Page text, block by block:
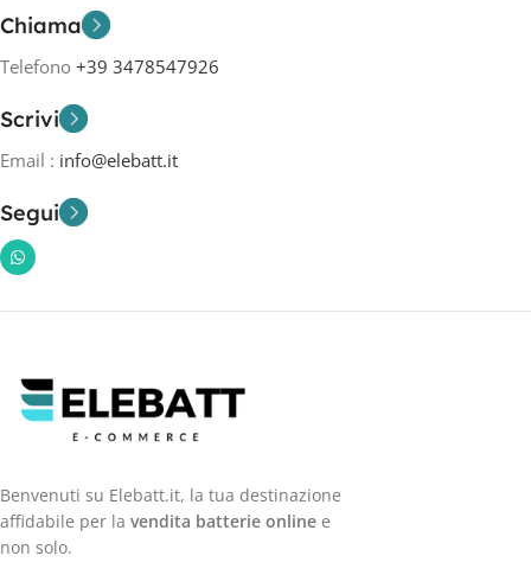
Chiama
Telefono +39 3478547926
Scrivi
Email : info@elebatt.it
Segui
Benvenuti su Elebatt.it, la tua destinazione
affidabile per la vendita batterie online e
non solo.